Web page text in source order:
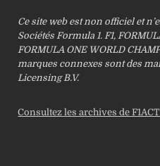
Ce site web est non officiel et
Sociétés Formula 1. F1,
FORMULA ONE WORLD
marques connexes sont des
Licensing B.V.
Consultez les archives de